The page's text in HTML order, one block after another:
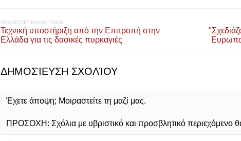
ΠΑΛΑΙΌΤΕΡΗ ΑΝΆΡΤΗΣΗ
Τεχνική υποστήριξη από την Επιτροπή στην
Ελλάδα για τις δασικές πυρκαγιές
ΔΗΜΟΣΊΕΥΣΗ ΣΧΟΛΊΟΥ
Έχετε άποψη; Μοιραστείτε τη μαζί μας.
ΠΡΟΣΟΧΗ: Σχόλια με υβριστικό και προσβλητικό περιεχόμενο